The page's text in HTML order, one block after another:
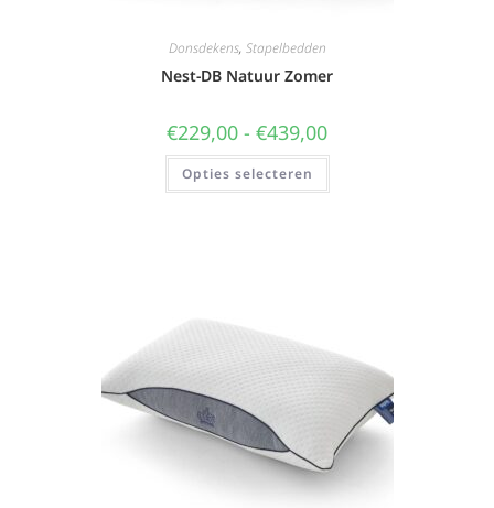
Donsdekens, Stapelbedden
Nest-DB Natuur Zomer
€229,00 - €439,00
Opties selecteren